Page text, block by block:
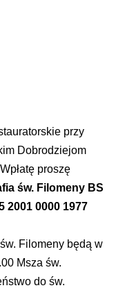
przy
Dobrodziejom
proszę
św. Filomeny BS
2001 0000 1977
Filomeny będą w
Msza św.
do św.